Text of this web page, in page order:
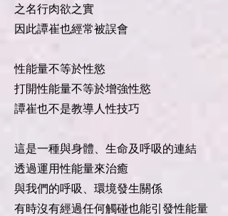
之名行肉欲之實
因此譚崔也經常被誤會
性能量不等於性慾
打開性能量不等於增強性慾
譚崔也不是教導人性技巧
這是一種與身體、生命及呼吸的連結
透過運用性能量來治癒
與我們的呼吸、環境發生關係
有時沒有經過任何觸碰也能引發性能量